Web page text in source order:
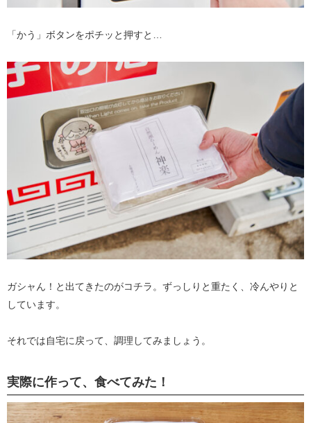
「かう」ボタンをポチッと押すと…
ガシャん！と出てきたのがコチラ。ずっしりと重たく、冷んやりと
しています。
それでは自宅に戻って、調理してみましょう。
実際に作って、食べてみた！